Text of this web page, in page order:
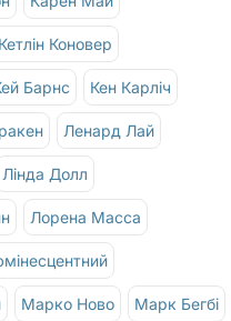
Кетлін Коновер
Барнс Кен Карліч
Ленард Лай
Лінда Долл
Лорена Масса
Марко Ново Марк Бегбі